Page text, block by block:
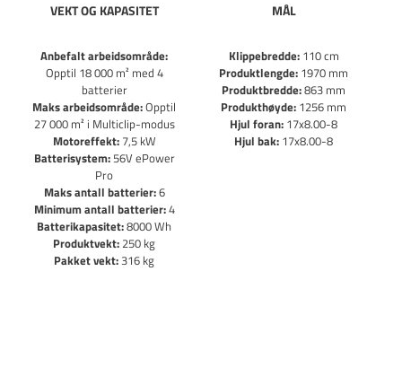
VEKT OG KAPASITET MÅL
Anbefalt arbeidsområde:
Opptil 18 000 m² med 4
batterier
Maks arbeidsområde:Opptil
27 000 m² i Multiclip-modus
Motoreffekt:7,5 kW
Batterisystem:56V ePower
Pro
Maks antall batterier:6
Minimum antall batterier:4
Batterikapasitet:8000 Wh
Produktvekt: 250 kg
Pakket vekt:316 kg
Klippebredde:110 cm
Produktlengde: 1970 mm
Produktbredde:863 mm
Produkthøyde: 1256 mm
Hjul foran: 17x8.00-8
Hjul bak: 17x8.00-8